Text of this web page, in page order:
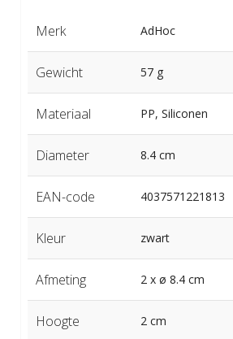
Merk AdHoc
Gewicht 57 g
Materiaal PP, Siliconen
Diameter 8.4 cm
EAN-code 4037571221813
Kleur zwart
Afmeting 2 x ø 8.4 cm
Hoogte 2 cm